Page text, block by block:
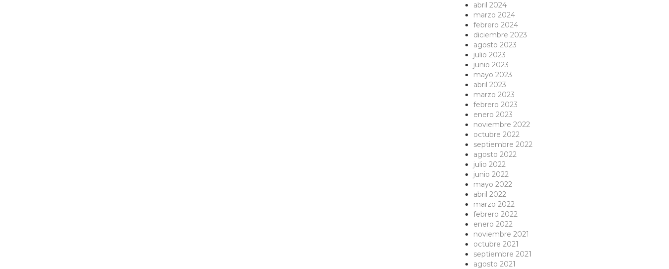
abril 2024
marzo 2024
febrero 2024
diciembre 2023
agosto 2023
julio 2023
junio 2023
mayo 2023
abril 2023
marzo 2023
febrero 2023
enero 2023
noviembre 2022
octubre 2022
septiembre 2022
agosto 2022
julio 2022
junio 2022
mayo 2022
abril 2022
marzo 2022
febrero 2022
enero 2022
noviembre 2021
octubre 2021
septiembre 2021
agosto 2021